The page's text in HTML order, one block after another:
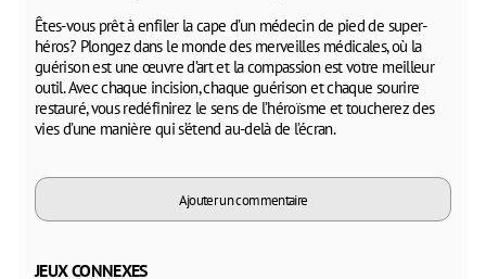
Êtes-vous prêt à enfiler la cape d’un médecin de pied de super-
héros? Plongez dans le monde des merveilles médicales, où la
guérison est une œuvre d’art et la compassion est votre meilleur
outil. Avec chaque incision, chaque guérison et chaque sourire
restauré, vous redéfinirez le sens de l’héroïsme et toucherez des
vies d’une manière qui s’étend au-delà de l’écran.
Ajouter un commentaire
JEUX CONNEXES